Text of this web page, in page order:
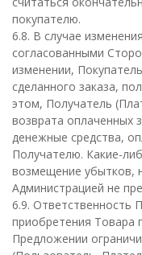
покупателю.
6.8. В случае
согласованными
изменении,
сделанного заказа,
этом, Получатель
возврата оплаченных
денежные средства,
Получателю. Какие-
возмещение убытков,
Администрацией не
6.9. Ответственность
приобретения Товара
Предложении